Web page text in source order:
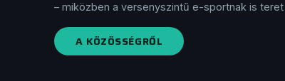
– miközben a versenyszintű e-sportnak is teret
A KÖZÖSSÉGRŐL